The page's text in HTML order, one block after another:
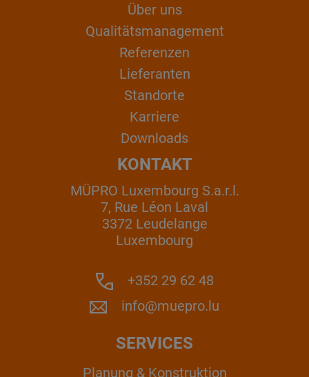
Über uns
Qualitätsmanagement
Referenzen
Lieferanten
Standorte
Karriere
Downloads
KONTAKT
MÜPRO Luxembourg S.a.r.l.
7, Rue Léon Laval
3372 Leudelange
Luxembourg
+352 29 62 48
info@muepro.lu
SERVICES
Planung & Konstruktion